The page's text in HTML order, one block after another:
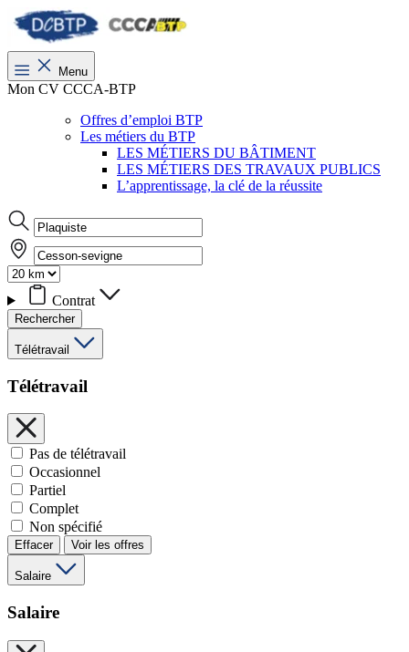
Menu
Mon CV CCCA-BTP
Offres d’emploi BTP
Les métiers du BTP
LES MÉTIERS DU BÂTIMENT
LES MÉTIERS DES TRAVAUX PUBLICS
L’apprentissage, la clé de la réussite
Contrat
Rechercher
Télétravail
Télétravail
Pas de télétravail
Occasionnel
Partiel
Complet
Non spécifié
Effacer Voir les offres
Salaire
Salaire